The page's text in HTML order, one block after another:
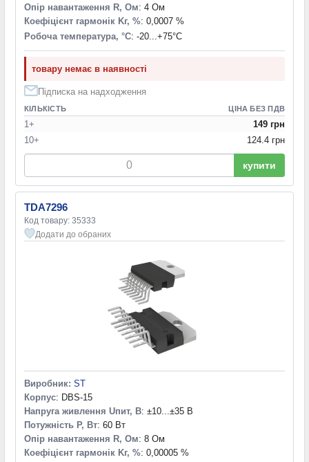
Опір навантаження R, Ом: 4 Ом
Коефіцієнт гармонік Kг, %: 0,0007 %
Робоча температура, °С: -20...+75°С
товару немає в наявності
Підписка на надходження
КІЛЬКІСТЬ ЦІНА БЕЗ ПДВ
1+
149 грн
10+
124.4 грн
купити
TDA7296
Код товару: 35333
Додати до обраних
Виробник: ST
Корпус: DBS-15
Напруга живлення Uпит, В: ±10...±35 В
Потужність P, Вт: 60 Вт
Опір навантаження R, Ом: 8 Ом
Коефіцієнт гармонік Kг, %: 0,00005 %